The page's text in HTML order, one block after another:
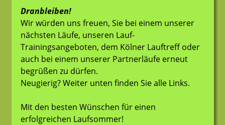
Dranbleiben!
Wir würden uns freuen, Sie bei einem unserer
nächsten Läufe, unseren Lauf-
Trainingsangeboten, dem Kölner Lauftreff oder
auch bei einem unserer Partnerläufe erneut
begrüßen zu dürfen.
Neugierig? Weiter unten finden Sie alle Links.
Mit den besten Wünschen für einen
erfolgreichen Laufsommer!